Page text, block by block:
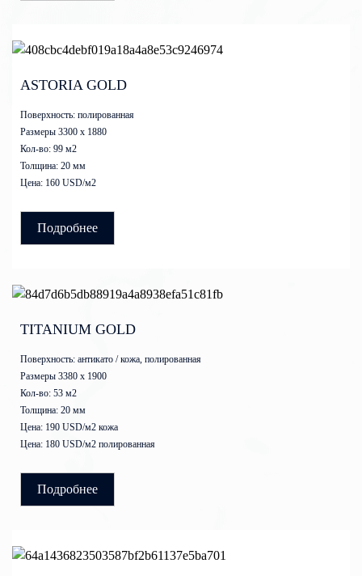
ASTORIA GOLD
Поверхность: полированная
Размеры 3300 x 1880
Кол-во: 99 м2
Толщина: 20 мм
Цена: 160 USD/м2
Подробнее
TITANIUM GOLD
Поверхность: антикато / кожа, полированная
Размеры 3380 x 1900
Кол-во: 53 м2
Толщина: 20 мм
Цена: 190 USD/м2 кожа
Цена: 180 USD/м2 полированная
Подробнее